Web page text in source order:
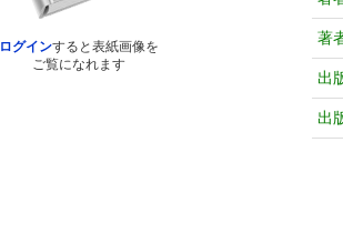
ログインすると表紙画像を
ご覧になれます
著
出
出